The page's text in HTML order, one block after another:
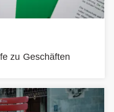
zu Geschäften